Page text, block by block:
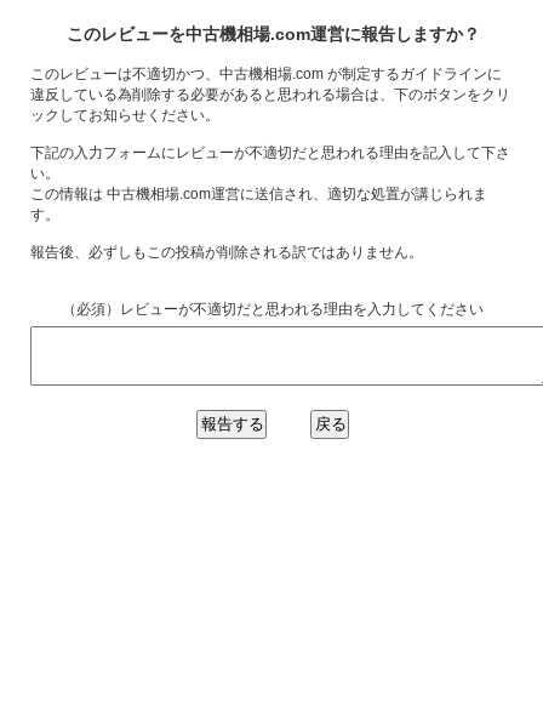
このレビューを中古機相場.com運営に報告しますか？
このレビューは不適切かつ、中古機相場.com が制定するガイドラインに
違反している為削除する必要があると思われる場合は、下のボタンをクリ
ックしてお知らせください。
下記の入力フォームにレビューが不適切だと思われる理由を記入して下さ
い。
この情報は 中古機相場.com運営に送信され、適切な処置が講じられま
す。
報告後、必ずしもこの投稿が削除される訳ではありません。
（必須）レビューが不適切だと思われる理由を入力してください